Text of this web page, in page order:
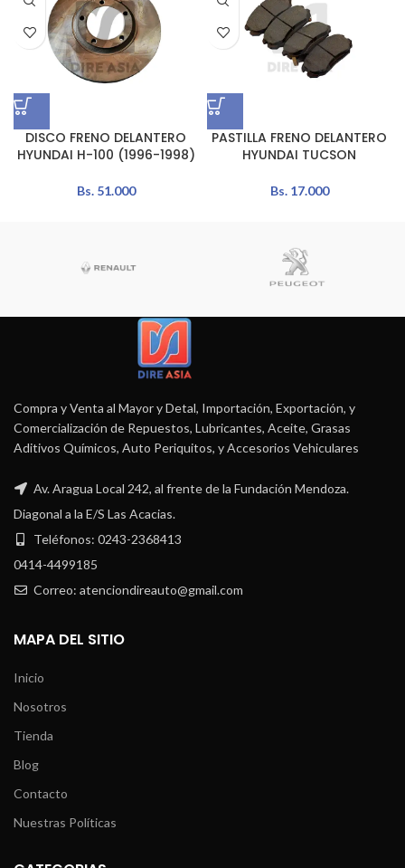
DISCO FRENO DELANTERO
HYUNDAI H-100 (1996-1998)
Bs.51.000
PASTILLA FRENO DELANTERO
HYUNDAI TUCSON
Bs.17.000
Compra y Venta al Mayor y Detal, Importación, Exportación, y
Comercialización de Repuestos, Lubricantes, Aceite, Grasas
Aditivos Químicos, Auto Periquitos, y Accesorios Vehiculares
Av. Aragua Local 242, al frente de la Fundación Mendoza.
Diagonal a la E/S Las Acacias.
Teléfonos: 0243-2368413
0414-4499185
Correo: atenciondireauto@gmail.com
MAPA DEL SITIO
Inicio
Nosotros
Tienda
Blog
Contacto
Nuestras Políticas